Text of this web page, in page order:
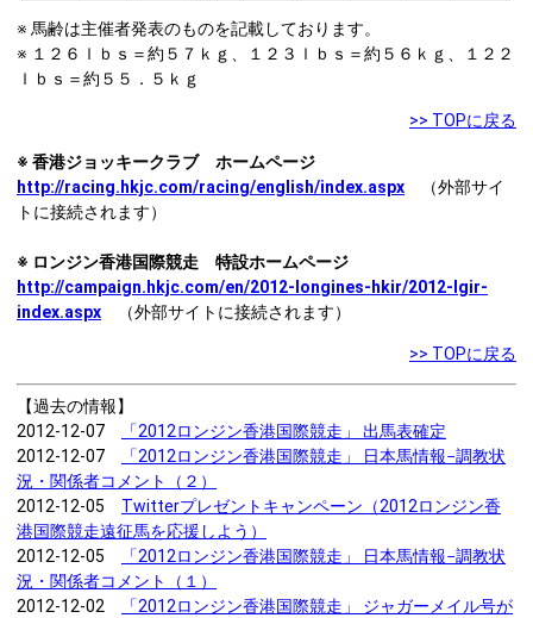
※ 馬齢は主催者発表のものを記載しております。
※ １２６ｌｂｓ＝約５７ｋｇ、１２３ｌｂｓ＝約５６ｋｇ、１２２
ｌｂｓ＝約５５．５ｋｇ
>> TOPに戻る
※ 香港ジョッキークラブ ホームページ
http://racing.hkjc.com/racing/english/index.aspx
（外部サイ
トに接続されます）
※ ロンジン香港国際競走 特設ホームページ
http://campaign.hkjc.com/en/2012-longines-hkir/2012-lgir-
index.aspx （外部サイトに接続されます）
>> TOPに戻る
【過去の情報】
2012-12-07
「2012ロンジン香港国際競走」 出馬表確定
2012-12-07
「2012ロンジン香港国際競走」 日本馬情報−調教状
況・関係者コメント（２）
2012-12-05 Twitterプレゼントキャンペーン（2012ロンジン香
港国際競走遠征馬を応援しよう）
2012-12-05
「2012ロンジン香港国際競走」 日本馬情報−調教状
況・関係者コメント（１）
2012-12-02
「2012ロンジン香港国際競走」 ジャガーメイル号が